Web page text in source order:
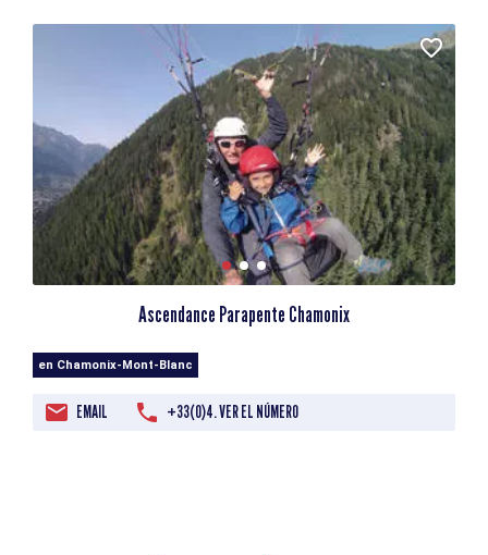
Ascendance Parapente Chamonix
en Chamonix-Mont-Blanc
EMAIL +33(0)4. VER EL NÚMERO